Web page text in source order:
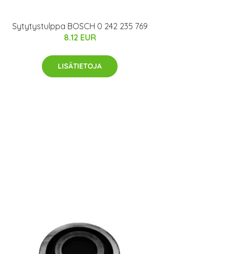
Sytytystulppa BOSCH 0 242 235 769
8.12 EUR
LISÄTIETOJA